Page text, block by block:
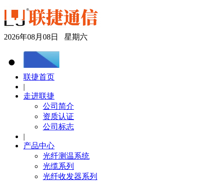
2026年08月08日 星期六
联捷首页
|
走进联捷
公司简介
资质认证
公司标志
|
产品中心
光纤测温系统
光缆系列
光纤收发器系列